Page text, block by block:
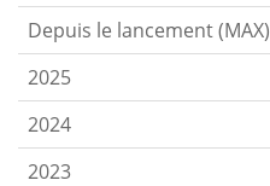
Depuis le lancement (MAX)
2025
2024
2023